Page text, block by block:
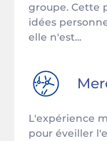
groupe. Cette
idées
elle n'est...
L'expérience
pour éveiller